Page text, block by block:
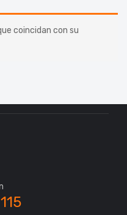
coincidan con su